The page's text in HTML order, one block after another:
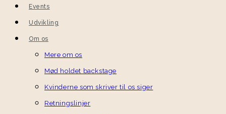
Events
Udvikling
Om os
Mere om os
Mød holdet backstage
Kvinderne som skriver til os siger
Retningslinjer